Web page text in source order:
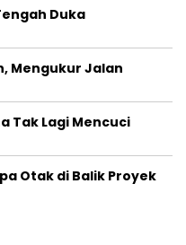
Duka
Mengukur Jalan
Tak Lagi Mencuci
Otak di Balik Proyek